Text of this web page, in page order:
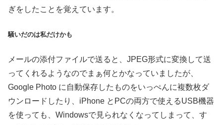
ぎをしたことを覚えています。
騒いだのは私だけかも
メールの添付ファイルで送ると、JPEG形式に変換して送
ってくれるようなのでまぁ何とかなっていましたが、
Google Photo に自動保存したものをいっぺんに複数枚ダ
ウンロードしたり、iPhone とPCの両方で使えるUSB機器
を使っても、Windowsで見られなくなってしまって、す